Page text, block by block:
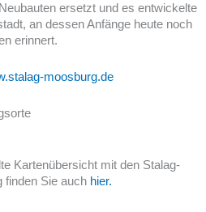
ersetzt und es entwickelte
an dessen Anfänge heute noch
erinnert.
moosburg.de
Kartenübersicht mit den Stalag-
finden Sie auch hier.